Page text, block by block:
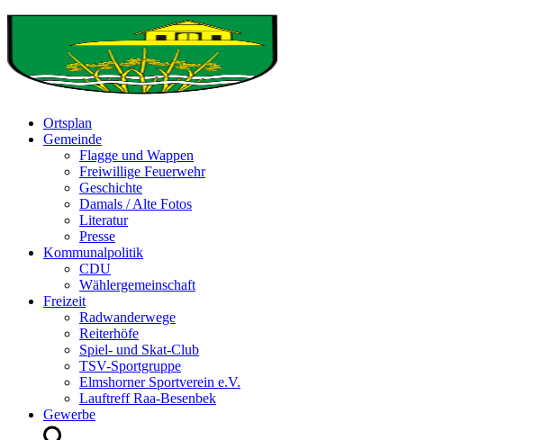
Ortsplan
Gemeinde
Flagge und Wappen
Freiwillige Feuerwehr
Geschichte
Damals / Alte Fotos
Literatur
Presse
Kommunalpolitik
CDU
Wählergemeinschaft
Freizeit
Radwanderwege
Reiterhöfe
Spiel- und Skat-Club
TSV-Sportgruppe
Elmshorner Sportverein e.V.
Lauftreff Raa-Besenbek
Gewerbe